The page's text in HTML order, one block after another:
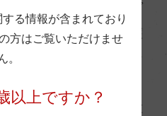
バランス」と呼び、ブ
して最適な熟度で収穫
とで生まれるエレガン
す。
ンド南島の東端に位置
る情報が含まれており
方はご覧いただけませ
。
以上ですか？